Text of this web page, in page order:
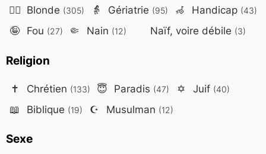
👱‍♀️ Blonde (305) 👵 Gériatrie (95) 🦽 Handicap (43)
🤪 Fou (27) 🤏 Nain (12) Naïf, voire débile (3)
Religion
✝️ Chrétien (133) 😇 Paradis (47) ✡️ Juif (40)
📖 Biblique (19) ☪️ Musulman (12)
Sexe